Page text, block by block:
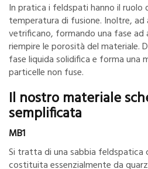
In pratica i feldspati hanno il ruolo
temperatura di fusione. Inoltre,
vetrificano, formando una fase ad
riempire le porosità del materiale.
fase liquida solidifica e forma una
particelle non fuse.
Il nostro materiale
semplificata
MB1
Si tratta di una sabbia feldspatica
costituita essenzialmente da